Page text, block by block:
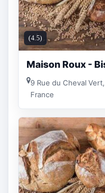
(4.5)
Maison Roux -
9 Rue du Cheval
France